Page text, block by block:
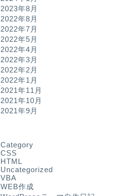
2023年8月
2022年8月
2022年7月
2022年5月
2022年4月
2022年3月
2022年2月
2022年1月
2021年11月
2021年10月
2021年9月
Category
CSS
HTML
Uncategorized
VBA
WEB作成